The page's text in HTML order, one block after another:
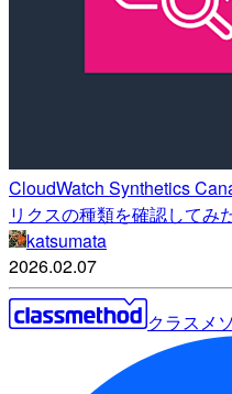
CloudWatch Synthetics
リクスの種類を確認してみ
katsumata
2026.02.07
クラスメ